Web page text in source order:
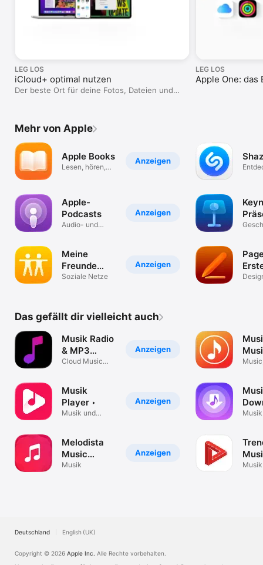
LEG LOS
iCloud+ optimal nutzen
Der beste Ort für deine Fotos, Dateien und
LEG LOS
Apple One: das
Mehr von Apple
Anzeigen
Apple Books
Lesen, hören,
Anzeigen
Apple-
Podcasts
Audio- und
Anzeigen
Meine
Freunde
suchen
Soziale Netze
Das gefällt dir vielleicht auch
Anzeigen
Musik Radio
& MP3
Spieler
Cloud Music
Anzeigen
Musik
Player ‣
Musik und
Anzeigen
Melodista
Music
Offline
Musik
For
Musik
Musik
Deutschland English (UK)
Copyright © 2026 Apple Inc. Alle Rechte vorbehalten.